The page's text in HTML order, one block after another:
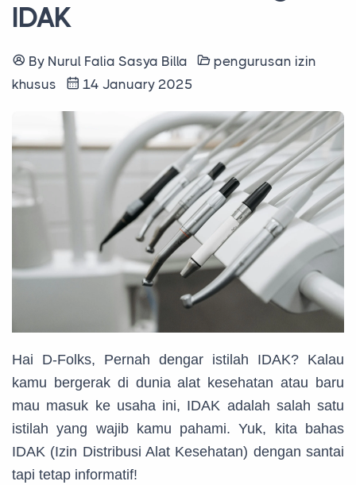
IDAK
By Nurul Falia Sasya Billa
pengurusan izin
khusus
14 January 2025
Hai D-Folks, Pernah dengar istilah IDAK? Kalau
kamu bergerak di dunia alat kesehatan atau baru
mau masuk ke usaha ini, IDAK adalah salah satu
istilah yang wajib kamu pahami. Yuk, kita bahas
IDAK (Izin Distribusi Alat Kesehatan) dengan santai
tapi tetap informatif!